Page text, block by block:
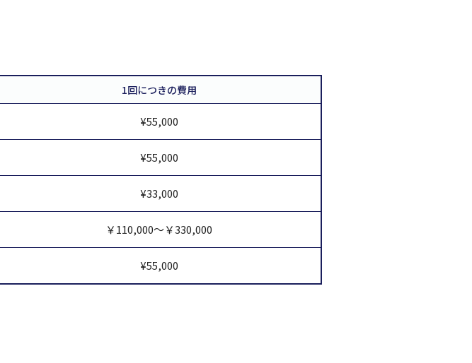
1回につきの費用
¥55,000
¥55,000
¥33,000
￥110,000～￥330,000
¥55,000